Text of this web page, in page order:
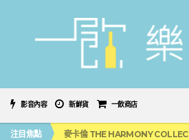
影音內容 新鮮貨 一飲商店
注目焦點
美國正式恢復蘇格蘭威士忌零關稅